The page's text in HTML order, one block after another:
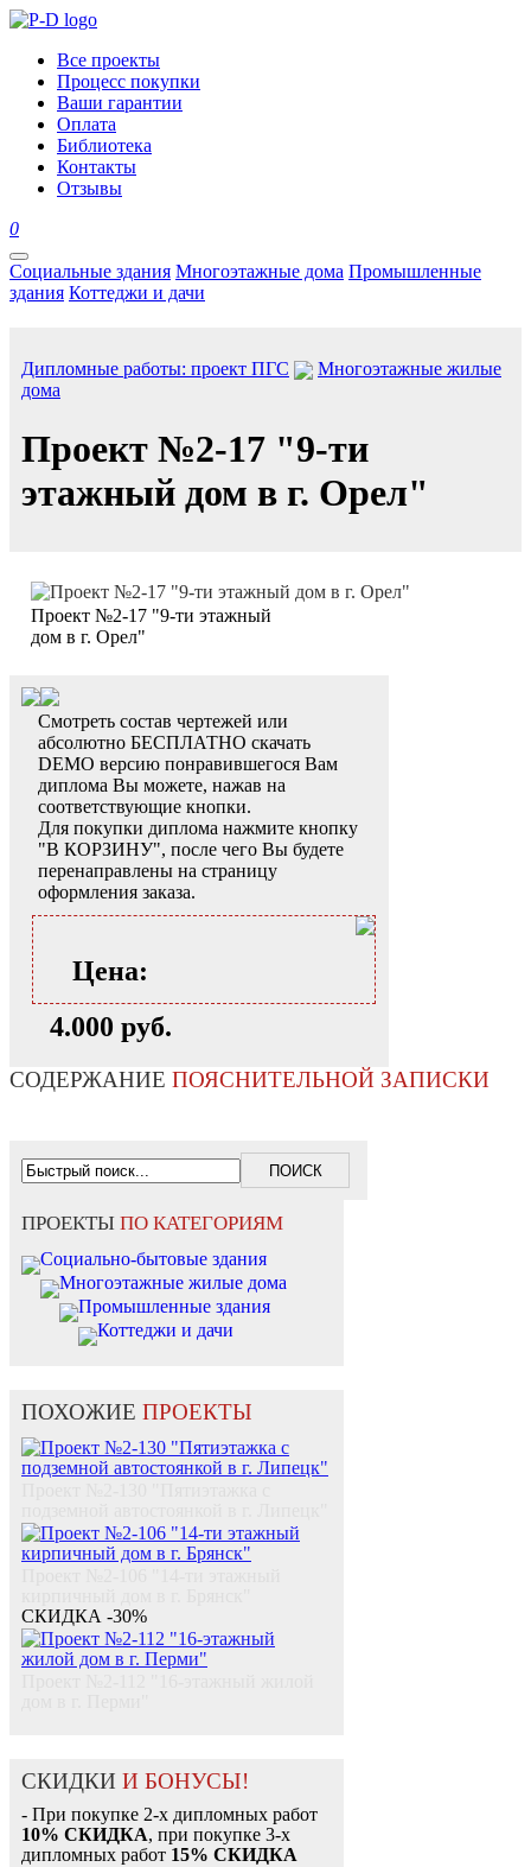
Все проекты
Процесс покупки
Ваши гарантии
Оплата
Библиотека
Контакты
Отзывы
0
Социальные здания Многоэтажные дома Промышленные
здания Коттеджи и дачи
Дипломные работы: проект ПГС
Многоэтажные жилые
дома
Проект №2-17 "9-ти
этажный дом в г. Орел"
Проект №2-17 "9-ти этажный
дом в г. Орел"
Смотреть состав чертежей или
абсолютно БЕСПЛАТНО скачать
DEMO версию понравившегося Вам
диплома Вы можете, нажав на
соответствующие кнопки.
Для покупки диплома нажмите кнопку
"В КОРЗИНУ", после чего Вы будете
перенаправлены на страницу
оформления заказа.
Цена:
4.000 руб.
СОДЕРЖАНИЕ ПОЯСНИТЕЛЬНОЙ ЗАПИСКИ
ПРОЕКТЫ ПО КАТЕГОРИЯМ
Социально-бытовые здания
Многоэтажные жилые дома
Промышленные здания
Коттеджи и дачи
ПОХОЖИЕ ПРОЕКТЫ
СКИДКА -30%
СКИДКИ И БОНУСЫ!
- При покупке 2-х дипломных работ
10% СКИДКА, при покупке 3-х
дипломных работ 15% СКИДКА